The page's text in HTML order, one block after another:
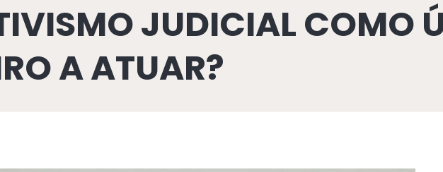
JUDICIAL COMO
A ATUAR?